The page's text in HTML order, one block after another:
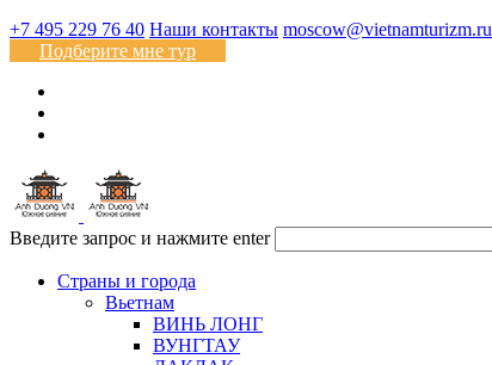
+7 495 229 76 40 Наши контакты moscow@vietnamturizm.ru
Подберите мне тур
Введите запрос и нажмите enter
Страны и города
Вьетнам
ВИНЬ ЛОНГ
ВУНГТАУ